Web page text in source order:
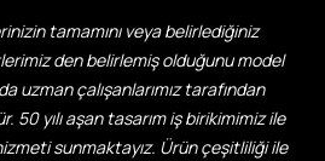
tamamını veya belirlediğiniz
den belirlemiş olduğunu model
uzman çalışanlarımız tarafından
50 yılı aşan tasarım iş birikimimiz ile
sunmaktayız. Ürün çeşitliliği ile